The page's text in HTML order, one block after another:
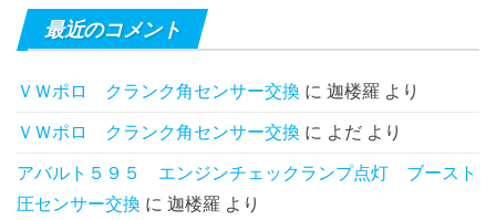
最近のコメント
ＶＷポロ クランク角センサー交換 に 迦楼羅 より
ＶＷポロ クランク角センサー交換 に よだ より
アバルト５９５ エンジンチェックランプ点灯 ブースト
圧センサー交換 に 迦楼羅 より